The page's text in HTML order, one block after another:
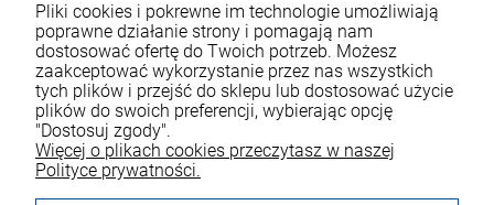
VOICESHOP.PL
ZAKUPY
Pliki cookies i pokrewne im technologie umożliwiają
poprawne działanie strony i pomagają nam
dostosować ofertę do Twoich potrzeb. Możesz
zaakceptować wykorzystanie przez nas wszystkich
tych plików i przejść do sklepu lub dostosować użycie
plików do swoich preferencji, wybierając opcję
"Dostosuj zgody".
Więcej o plikach cookies przeczytasz w naszej
Polityce prywatności.